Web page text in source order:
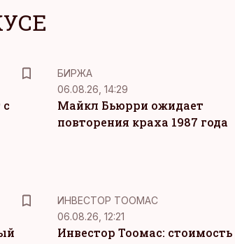
с
БИРЖА
06.08.26, 14:29
Майкл Бьюрри ожидает
повторения краха 1987 года
ИНВЕСТОР ТООМАС
06.08.26, 12:21
Инвестор Тоомас: стоимость